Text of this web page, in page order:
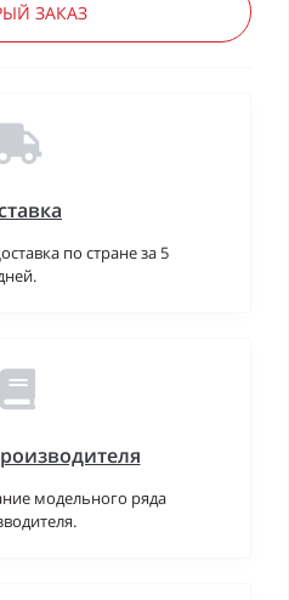
ЗАКАЗ
по стране за 5
модельного ряда